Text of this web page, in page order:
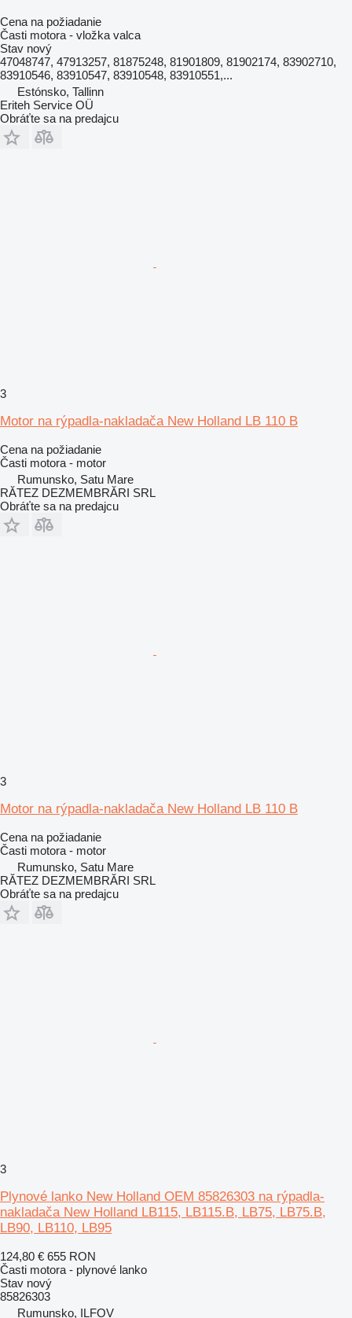
Cena na požiadanie
Časti motora - vložka valca
Stav nový
47048747, 47913257, 81875248, 81901809, 81902174, 83902710,
83910546, 83910547, 83910548, 83910551,...
Estónsko, Tallinn
Eriteh Service OÜ
Obráťte sa na predajcu
3
Motor na rýpadla-nakladača New Holland LB 110 B
Cena na požiadanie
Časti motora - motor
Rumunsko, Satu Mare
RĂTEZ DEZMEMBRĂRI SRL
Obráťte sa na predajcu
3
Motor na rýpadla-nakladača New Holland LB 110 B
Cena na požiadanie
Časti motora - motor
Rumunsko, Satu Mare
RĂTEZ DEZMEMBRĂRI SRL
Obráťte sa na predajcu
3
Plynové lanko New Holland OEM 85826303 na rýpadla-
nakladača New Holland LB115, LB115.B, LB75, LB75.B,
LB90, LB110, LB95
124,80 € 655 RON
Časti motora - plynové lanko
Stav nový
85826303
Rumunsko, ILFOV